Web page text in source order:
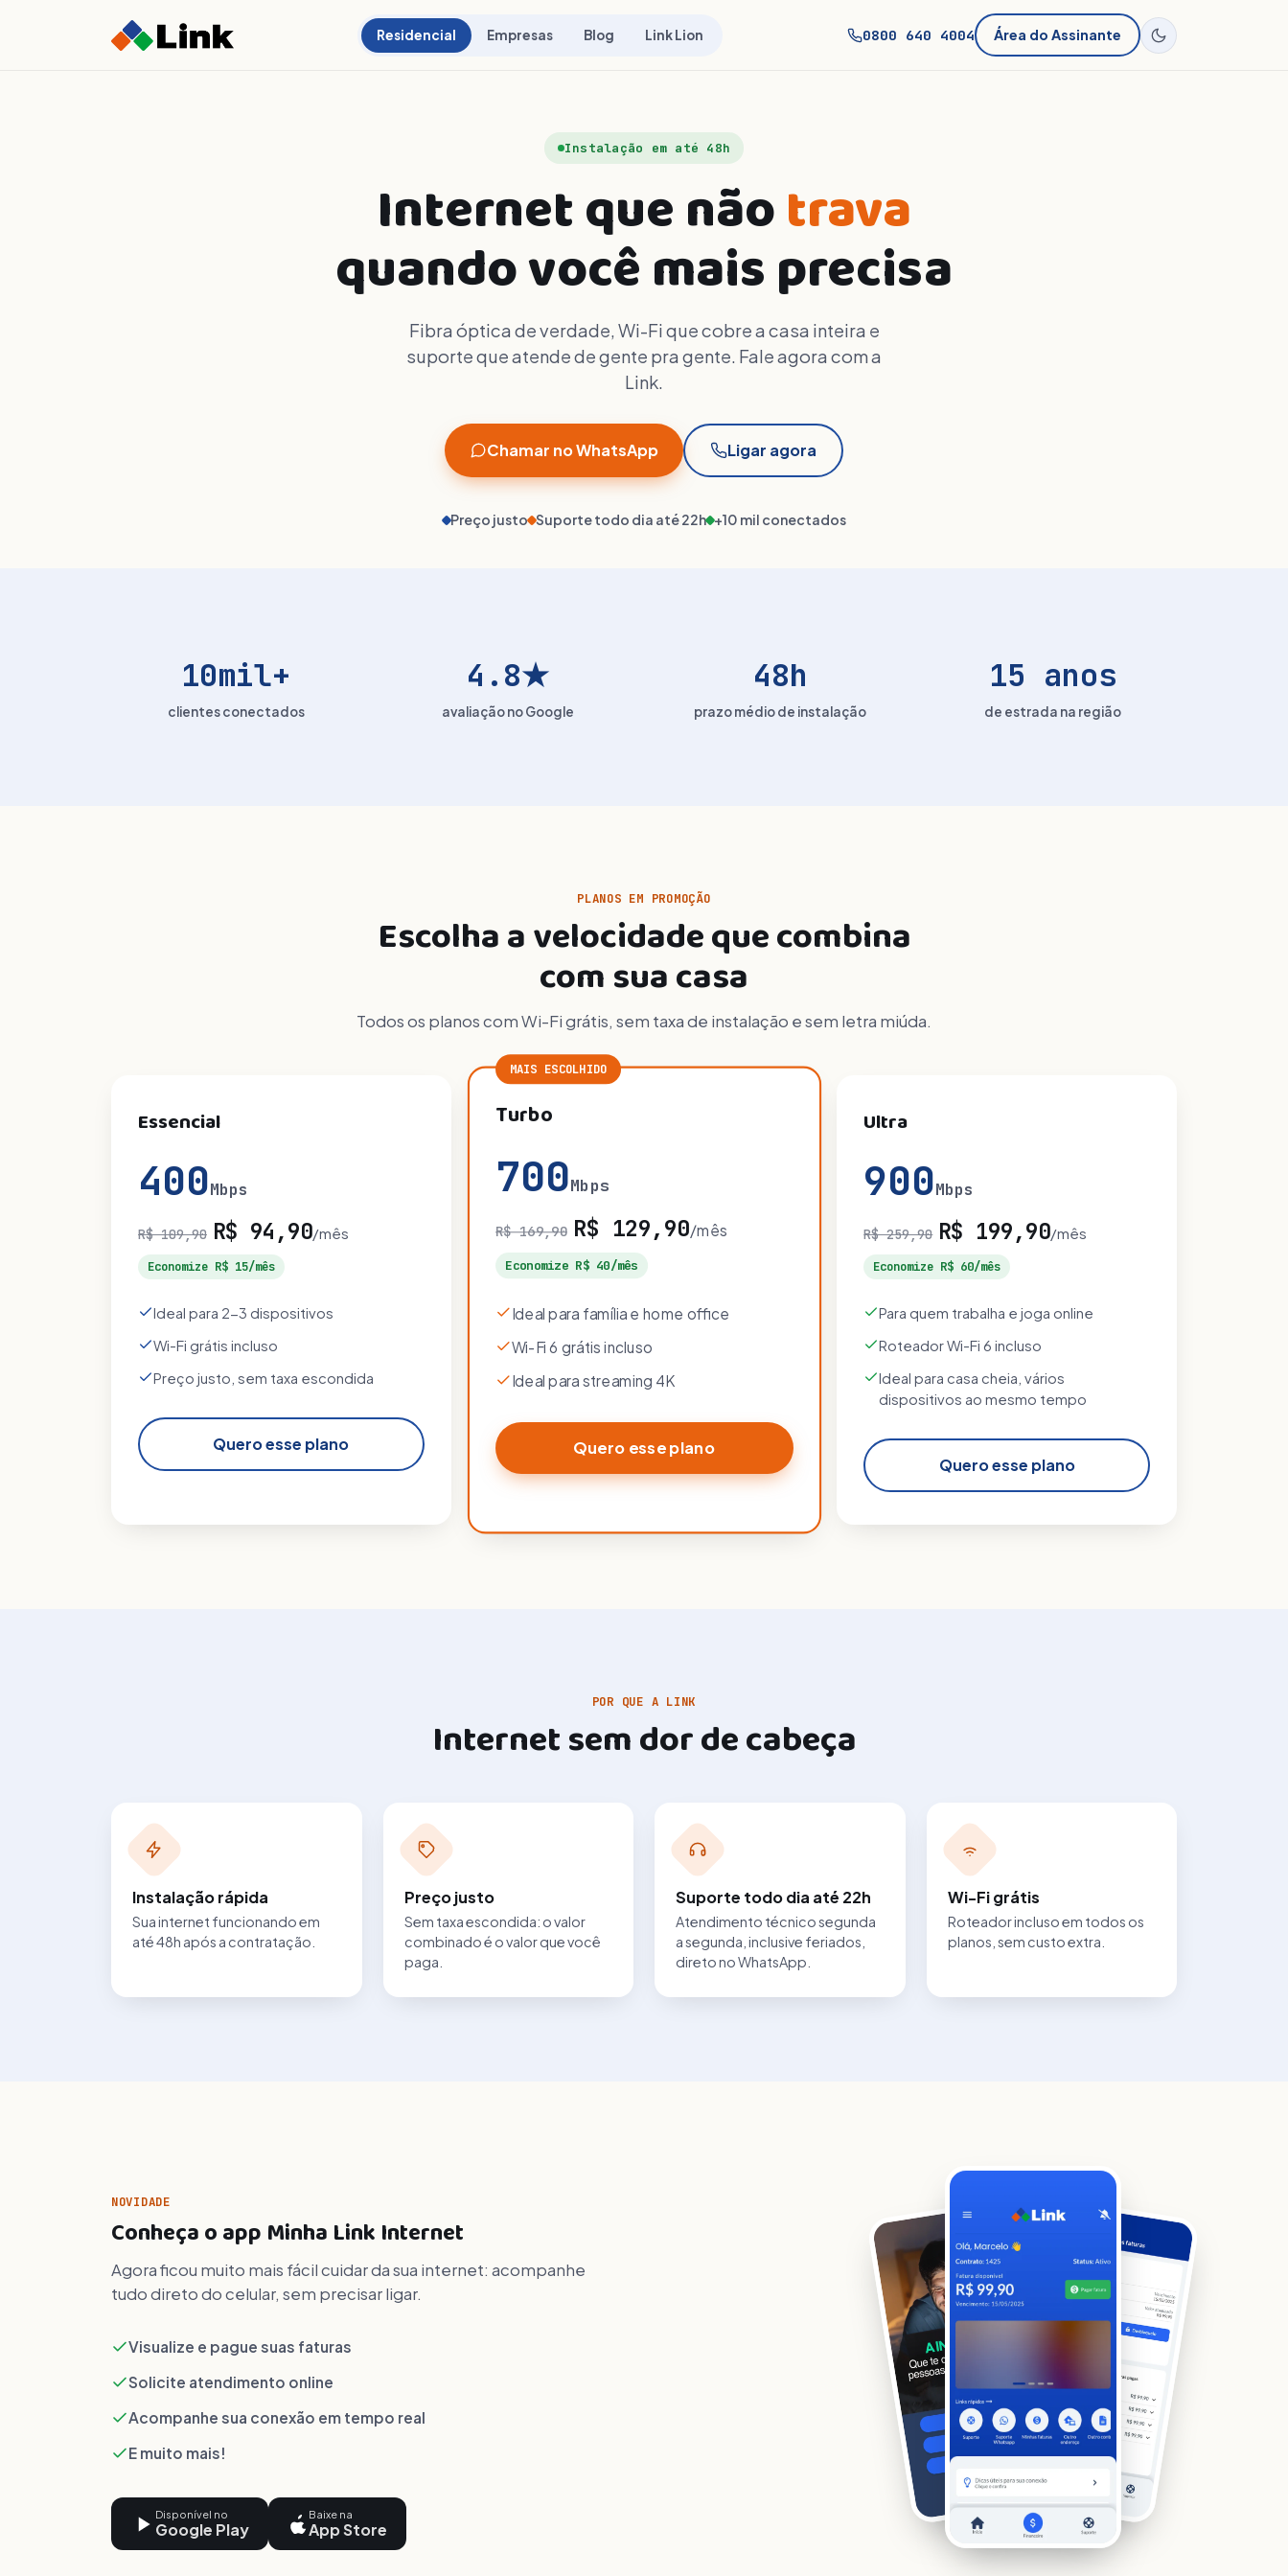
Residencial Empresas Blog Link Lion 0800 640 4004 Área do Assinante
Instalação em até 48h
Internet que nãotrava
quando você mais precisa
Fibra óptica de verdade, Wi-Fi que cobre a casa inteira e
suporte que atende de gente pra gente. Fale agora com a
Link.
Chamar no WhatsApp Ligar agora
Preço justo Suporte todo dia até 22h +10 mil conectados
10mil+
clientes conectados
4.8★
avaliação no Google
48h
prazo médio de instalação
15 anos
de estrada na região
PLANOS EM PROMOÇÃO
Escolha a velocidade que combina
com sua casa
Todos os planos com Wi-Fi grátis, sem taxa de instalação e sem letra miúda.
Essencial
400Mbps
R$ 109,90 R$ 94,90/mês
Economize R$ 15/mês
Ideal para 2-3 dispositivos
Wi-Fi grátis incluso
Preço justo, sem taxa escondida
Quero esse plano
MAIS ESCOLHIDO
Turbo
700Mbps
R$ 169,90 R$ 129,90/mês
Economize R$ 40/mês
Ideal para família e home office
Wi-Fi 6 grátis incluso
Ideal para streaming 4K
Quero esse plano
Ultra
900Mbps
R$ 259,90 R$ 199,90/mês
Economize R$ 60/mês
Para quem trabalha e joga online
Roteador Wi-Fi 6 incluso
Ideal para casa cheia, vários
dispositivos ao mesmo tempo
Quero esse plano
POR QUE A LINK
Internet sem dor de cabeça
Instalação rápida
Sua internet funcionando em
até 48h após a contratação.
Preço justo
Sem taxa escondida: o valor
combinado é o valor que você
paga.
Suporte todo dia até 22h
Atendimento técnico segunda
a segunda, inclusive feriados,
direto no WhatsApp.
Wi-Fi grátis
Roteador incluso em todos os
planos, sem custo extra.
NOVIDADE
Conheça o app Minha Link Internet
Agora ficou muito mais fácil cuidar da sua internet: acompanhe
tudo direto do celular, sem precisar ligar.
Visualize e pague suas faturas
Solicite atendimento online
Acompanhe sua conexão em tempo real
E muito mais!
Disponível no
Google Play
Baixe na
App Store